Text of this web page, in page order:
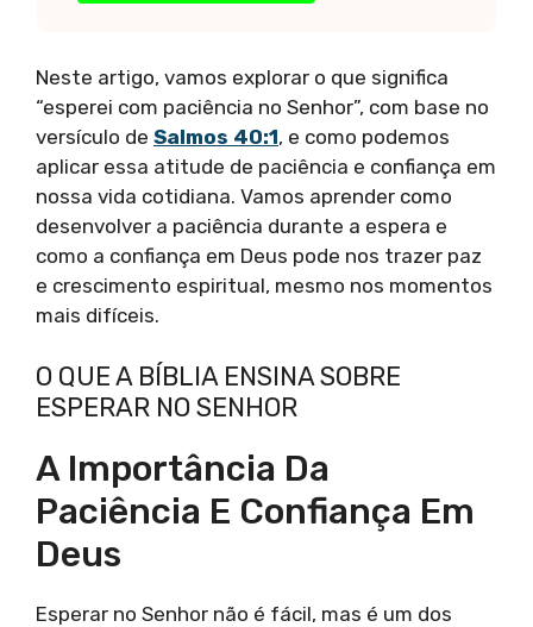
Neste artigo, vamos explorar o que significa
“esperei com paciência no Senhor”, com base no
versículo de Salmos 40:1, e como podemos
aplicar essa atitude de paciência e confiança em
nossa vida cotidiana. Vamos aprender como
desenvolver a paciência durante a espera e
como a confiança em Deus pode nos trazer paz
e crescimento espiritual, mesmo nos momentos
mais difíceis.
O QUE A BÍBLIA ENSINA SOBRE
ESPERAR NO SENHOR
A Importância Da
Paciência E Confiança Em
Deus
Esperar no Senhor não é fácil, mas é um dos